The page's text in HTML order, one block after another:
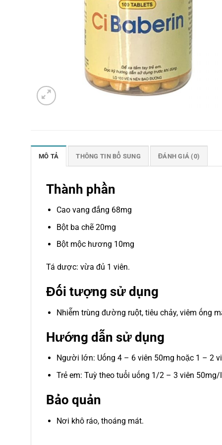
MÔ TẢ THÔNG TIN BỔ SUNG ĐÁNH GIÁ (0)
Thành phần
Cao vang đắng 68mg
Bột ba chẽ 20mg
Bột mộc hương 10mg
Tá dược: vừa đủ 1 viên.
Đối tượng sử dụng
Nhiễm trùng đường ruột, tiêu chảy, viêm ống
Hướng dẫn sử dụng
Người lớn: Uống 4 – 6 viên 50mg hoặc 1 – 2
Trẻ em: Tuỳ theo tuổi uống 1/2 – 3 viên
Bảo quản
Nơi khô ráo, thoáng mát.